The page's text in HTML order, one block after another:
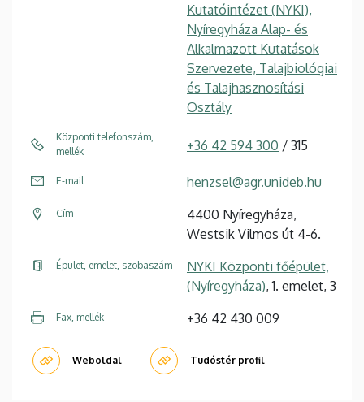
Kutatóintézet (NYKI),
Nyíregyháza Alap- és
Alkalmazott Kutatások
Szervezete, Talajbiológiai
és Talajhasznosítási
Osztály
Központi telefonszám,
mellék
+36 42 594 300 / 315
E-mail henzsel@agr.unideb.hu
Cím
4400 Nyíregyháza,
Westsik Vilmos út 4-6.
Épület, emelet, szobaszám
NYKI Központi főépület,
(Nyíregyháza), 1. emelet, 3
Fax, mellék +36 42 430 009
Weboldal Tudóstér profil